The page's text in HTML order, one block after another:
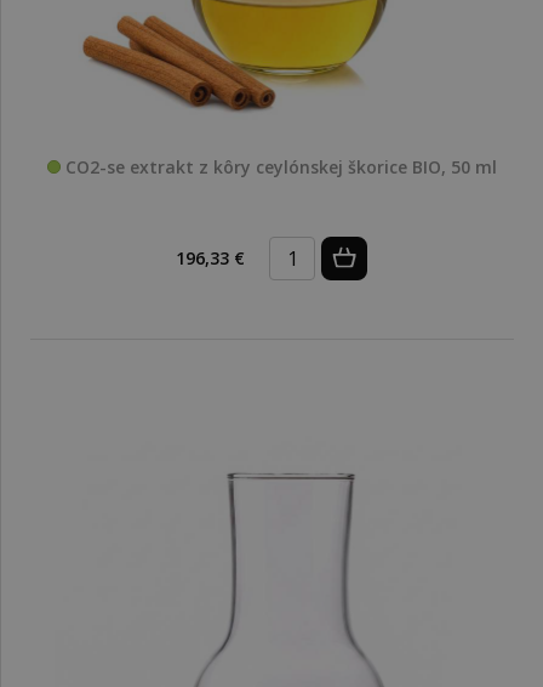
CO2-se extrakt z kôry ceylónskej škorice BIO, 50 ml
196,33 €